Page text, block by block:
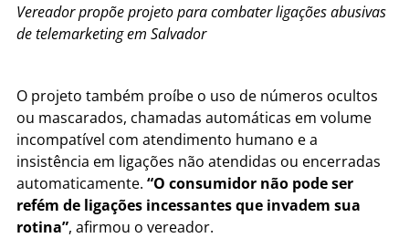
Vereador propõe projeto para combater ligações abusivas
de telemarketing em Salvador
O projeto também proíbe o uso de números ocultos
ou mascarados, chamadas automáticas em volume
incompatível com atendimento humano e a
insistência em ligações não atendidas ou encerradas
automaticamente. “O consumidor não pode ser
refém de ligações incessantes que invadem sua
rotina”, afirmou o vereador.